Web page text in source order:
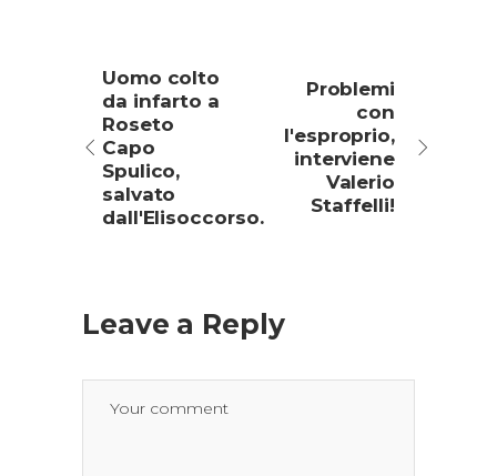
Uomo colto
da infarto a
Roseto
Capo
Spulico,
salvato
dall'Elisoccorso.
Problemi
con
l'esproprio,
interviene
Valerio
Staffelli!
Leave a Reply